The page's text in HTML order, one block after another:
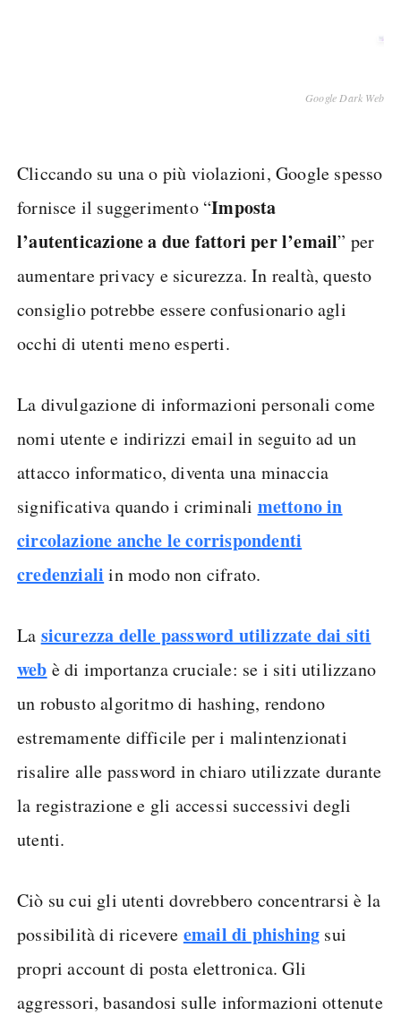
Google Dark Web
Cliccando su una o più violazioni, Google spesso
fornisce il suggerimento “Imposta
l’autenticazione a due fattori per l’email” per
aumentare privacy e sicurezza. In realtà, questo
consiglio potrebbe essere confusionario agli
occhi di utenti meno esperti.
La divulgazione di informazioni personali come
nomi utente e indirizzi email in seguito ad un
attacco informatico, diventa una minaccia
significativa quando i criminali mettono in
circolazione anche le corrispondenti
credenziali in modo non cifrato.
La sicurezza delle password utilizzate dai siti
web è di importanza cruciale: se i siti utilizzano
un robusto algoritmo di hashing, rendono
estremamente difficile per i malintenzionati
risalire alle password in chiaro utilizzate durante
la registrazione e gli accessi successivi degli
utenti.
Ciò su cui gli utenti dovrebbero concentrarsi è la
possibilità di ricevere email di phishing sui
propri account di posta elettronica. Gli
aggressori, basandosi sulle informazioni ottenute